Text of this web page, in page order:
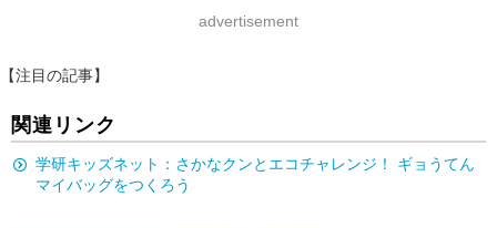
advertisement
【注目の記事】
関連リンク
学研キッズネット：さかなクンとエコチャレンジ！ ギョうてん
マイバッグをつくろう